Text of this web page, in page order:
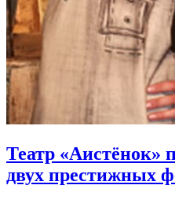
Театр «Аистёнок»
двух престижных